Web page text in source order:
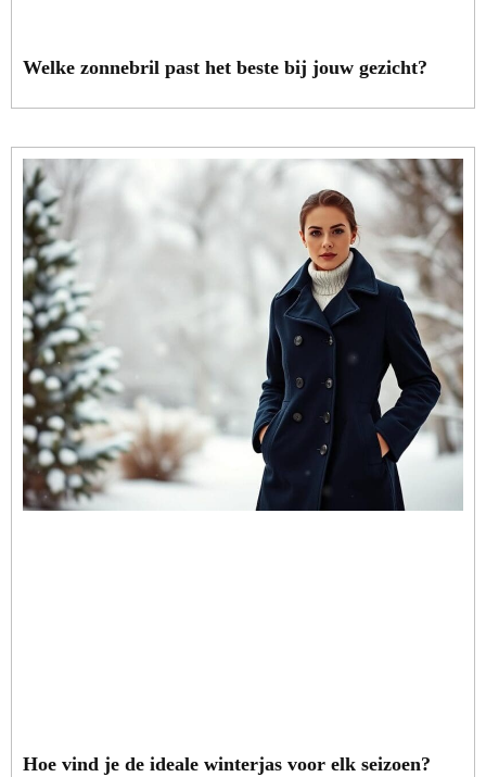
Welke zonnebril past het beste bij jouw gezicht?
Hoe vind je de ideale winterjas voor elk seizoen?